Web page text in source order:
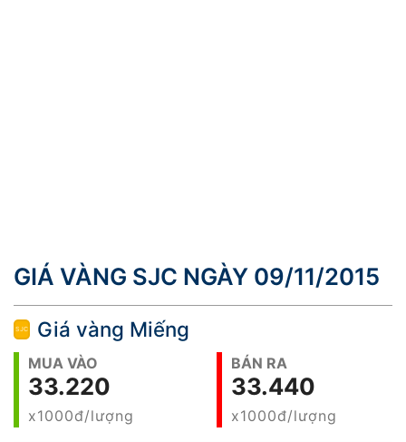
GIÁ VÀNG SJC NGÀY 09/11/2015
Giá vàng Miếng
MUA VÀO
33.220
x1000đ/lượng
BÁN RA
33.440
x1000đ/lượng